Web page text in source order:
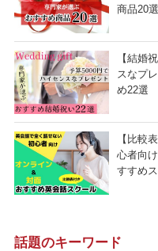
商品20選
【結婚
スなプ
め22選
【比較
心者向
すすめ
話題のキーワード